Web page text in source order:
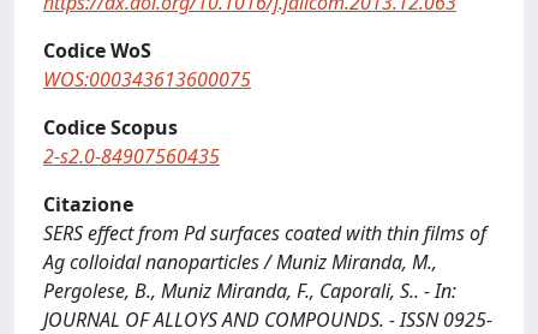
Codice WoS
WOS:000343613600075
Codice Scopus
2-s2.0-84907560435
Citazione
SERS effect from Pd surfaces coated with thin films of
Ag colloidal nanoparticles / Muniz Miranda, M.,
Pergolese, B., Muniz Miranda, F., Caporali, S.. - In:
JOURNAL OF ALLOYS AND COMPOUNDS. - ISSN 0925-